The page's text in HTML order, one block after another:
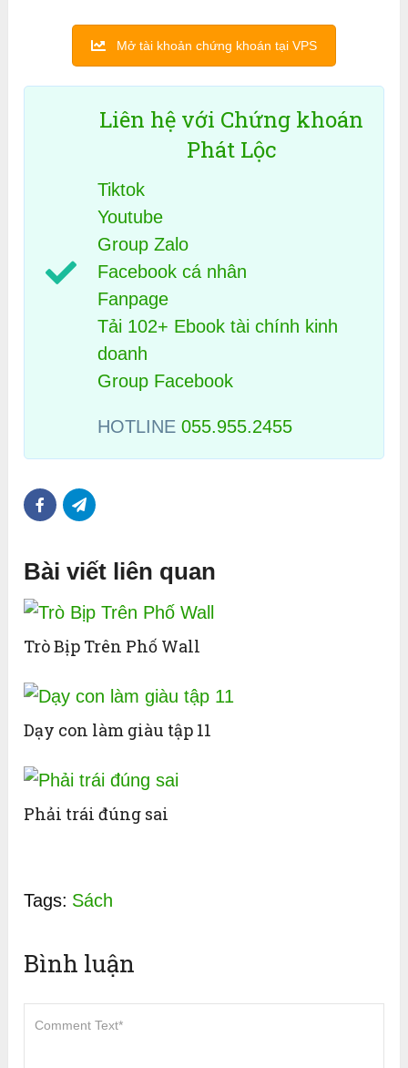
Mở tài khoản chứng khoán tại VPS
Liên hệ với Chứng khoán
Phát Lộc
Tiktok
Youtube
Group Zalo
Facebook cá nhân
Fanpage
Tải 102+ Ebook tài chính kinh
doanh
Group Facebook
HOTLINE055.955.2455
Bài viết liên quan
Trò Bịp Trên Phố Wall
Dạy con làm giàu tập 11
Phải trái đúng sai
Tags: Sách
Bình luận